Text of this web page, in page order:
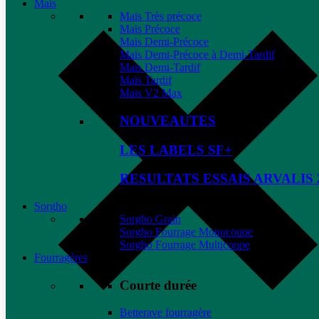
Maïs
Maïs Très précoce
Maïs Précoce
Maïs Demi-Précoce
Maïs Demi-Précoce à Demi-Tardif
Maïs Demi-Tardif
Maïs Tardif
Maïs V2 Max
NOUVEAUTES
LES LABELS SF+
RESULTATS ESSAIS ARVALIS
Sorgho
Sorgho Grain
Sorgho Fourrage Monocoupe
Sorgho Fourrage Multicoupe
Fourragères
Courte durée
Betterave fourragère